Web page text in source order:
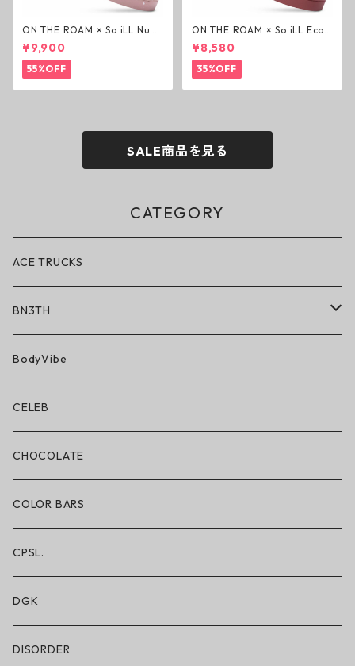
ON THE ROAM × So iLL Nubu
ck Wino ライフスタイルシュ
ーズ ダーティーピンク オンザ
ローム ジェイソンモモア OTR
スニーカー
¥9,900
55%OFF
ON THE ROAM × So iLL Eco
Camo Wino ライフスタイル
シューズ カモ オンザローム ジ
ェイソンモモア OTR スニーカ
ー
¥8,580
35%OFF
SALE商品を見る
CATEGORY
ACE TRUCKS
BN3TH
BN3TH × ON THE ROAM
ボクサーブリーフ/ショート丈
ボクサーブリーフ/ロング丈
ショートパンツ/2 IN 1
レギンス/フルレングス10分丈
水着/スイムウェア
BodyVibe
CELEB
CHOCOLATE
COLOR BARS
CPSL.
DGK
DISORDER